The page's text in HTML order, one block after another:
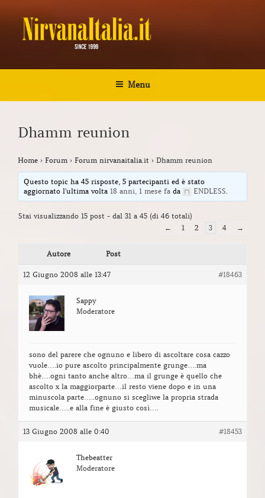
contenuto
NIRVANA ITALIA
Menu
Dhamm reunion
Home › Forum › Forum nirvanaitalia.it › Dhamm reunion
Questo topic ha 45 risposte, 5 partecipanti ed è stato
aggiornato l'ultima volta18 anni, 1 mese fa da ENDLESS.
Stai visualizzando 15 post - dal 31 a 45 (di 46 totali)
←
1 2 3 4 →
Autore Post
12 Giugno 2008 alle 13:47 #18463
Sappy
Moderatore
sono del parere che ognuno e libero di ascoltare cosa cazzo
vuole….io pure ascolto principalmente grunge….ma
bhè….ogni tanto anche altro…ma il grunge è quello che
ascolto x la maggiorparte…il resto viene dopo e in una
minuscola parte…..ognuno si scegliwe la propria strada
musicale…..e alla fine è giusto così….
13 Giugno 2008 alle 0:40 #18453
Thebeatter
Moderatore